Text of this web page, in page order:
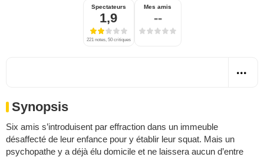
Spectateurs
1,9
221 notes, 50 critiques
Mes amis
--
Synopsis
Six amis s’introduisent par effraction dans un immeuble
désaffecté de leur enfance pour y établir leur squat. Mais un
psychopathe y a déjà élu domicile et ne laissera aucun d’entre